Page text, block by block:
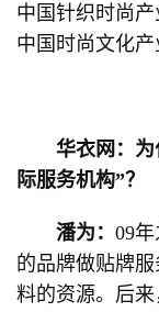
中国针织时尚
中国时尚文化产
华衣网：为
际服务机构”？
潘为： 09
的品牌做贴牌
料的资源。后